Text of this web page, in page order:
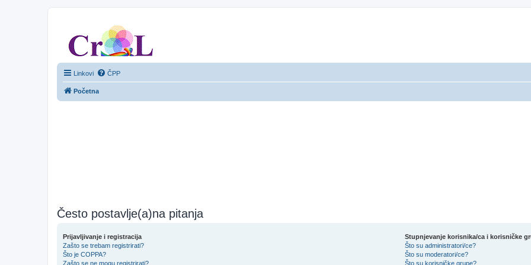
Linkovi ČPP
Početna
Često postavlje(a)na pitanja
Prijavljivanje i registracija
Zašto se trebam registrirati?
Što je COPPA?
Zašto se ne mogu registrirati?
Stupnjevanje korisnika/ca i korisničke
Što su administratori/ce?
Što su moderatori/ce?
Što su korisničke grupe?